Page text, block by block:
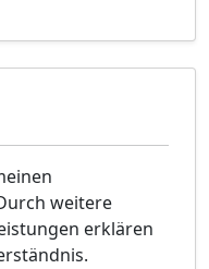
weitere
erklären